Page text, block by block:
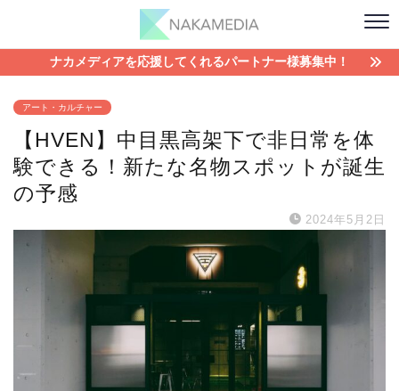
ナカメディアを応援してくれるパートナー様募集中！
アート・カルチャー
【HVEN】中目黒高架下で非日常を体
験できる！新たな名物スポットが誕生
の予感
2024年5月2日